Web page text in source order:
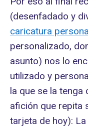
(desenfadado y
caricatura
personalizado,
asunto) nos lo
utilizado y
la que se la tenga
afición que repita
tarjeta de hoy):